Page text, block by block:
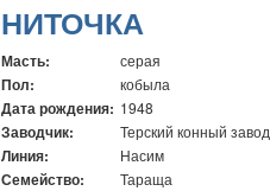
НИТОЧКА
Масть: серая
Пол: кобыла
Дата рождения: 1948
Заводчик: Терский конный завод
Линия: Насим
Семейство: Тараща